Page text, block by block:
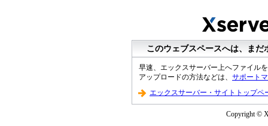
このウェブスペースへは、ま
早速、エックスサーバー上へファイル
アップロードの方法などは、 サポート
エックスサーバー・サイトトップペ
Copyright ©